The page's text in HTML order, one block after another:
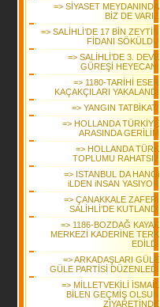
=> SİYASET MEYDANINDA
BİZ DE VARIZ
=> SALİHLİ’DE 17 BİN ZEYTİN
FİDANI SÖKÜLDÜ
=> SALİHLİ’DE 3. DEVE
GÜREŞİ HEYECANI
=> 1180-TARİHİ ESER
KAÇAKÇILARI YAKALANDI
=> YANGIN TATBİKATI
=> HOLLANDA TÜRKİYE
ARASINDA GERİLİM
=> HOLLANDA TÜRK
TOPLUMU RAHATSIZ
=> ISTANBUL DA HANGi
iLDEN iNSAN YASIYOR
=> ÇANAKKALE ZAFERİ
SALİHLİ’DE KUTLANDI
=> 1186-BOZDAĞ KAYAK
MERKEZİ KADERİNE TERK
EDİLDİ
=> ARKADAŞLARI GÜLE
GÜLE PARTİSİ DÜZENLEDİ
=> MİLLETVEKİLİ İSMAİL
BİLEN GEÇMİŞ OLSUN
ZİYARETİNDE